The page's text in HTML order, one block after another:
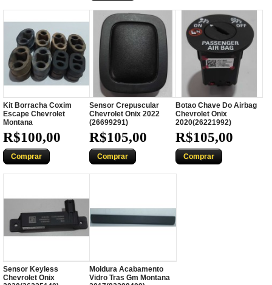
Kit Borracha Coxim
Escape Chevrolet
Montana
R$100,00
Comprar
Sensor Crepuscular
Chevrolet Onix 2022
(26699291)
R$105,00
Comprar
Botao Chave Do Airbag
Chevrolet Onix
2020(26221992)
R$105,00
Comprar
Sensor Keyless
Chevrolet Onix
Moldura Acabamento
Vidro Tras Gm Montana